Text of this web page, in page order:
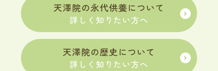
天澤院の永代供養について
詳しく知りたい方へ
天澤院の歴史について
詳しく知りたい方へ